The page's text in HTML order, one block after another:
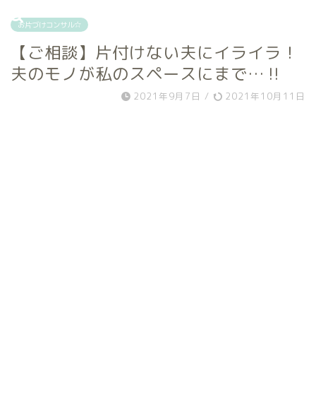
お片づけコンサル☆
【ご相談】片付けない夫にイライラ！
夫のモノが私のスペースにまで…‼
2021年9月7日 / 2021年10月11日